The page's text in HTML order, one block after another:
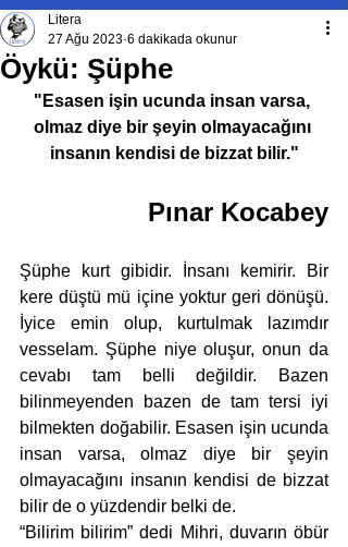
Öykü: Şüphe
Litera
27 Ağu 2023 6 dakikada okunur
"Esasen işin ucunda insan varsa,
olmaz diye bir şeyin olmayacağını
insanın kendisi de bizzat bilir."
Pınar Kocabey
Şüphe kurt gibidir. İnsanı kemirir. Bir
kere düştü mü içine yoktur geri dönüşü.
İyice emin olup, kurtulmak lazımdır
vesselam. Şüphe niye oluşur, onun da
cevabı tam belli değildir. Bazen
bilinmeyenden bazen de tam tersi iyi
bilmekten doğabilir. Esasen işin ucunda
insan varsa, olmaz diye bir şeyin
olmayacağını insanın kendisi de bizzat
bilir de o yüzdendir belki de.
“Bilirim bilirim” dedi Mihri, duvarın öbür